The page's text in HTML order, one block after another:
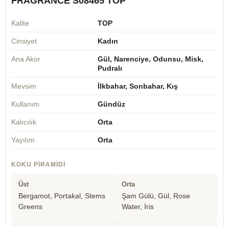
Kalite TOP
Cinsiyet Kadın
Ana Akor
Gül, Narenciye, Odunsu, Misk,
Pudralı
Mevsim İlkbahar, Sonbahar, Kış
Kullanım Gündüz
Kalıcılık Orta
Yayılım Orta
KOKU PIRAMIDI
Üst
Bergamot, Portakal, Stems
Greens
Orta
Şam Gülü, Gül, Rose
Water, İris